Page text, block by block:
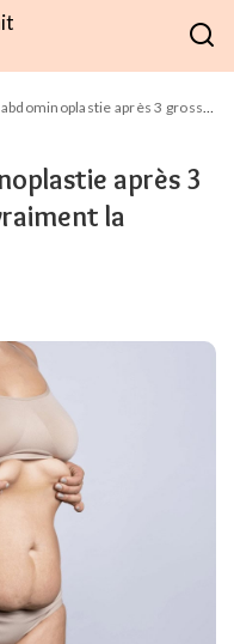
après 3 grossesses : ce que dit vraiment la Sécurité sociale
après 3
la